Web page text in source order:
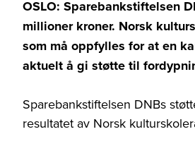
OSLO: Sparebankstiftelsen
millioner kroner. Norsk
som må oppfylles for at en
aktuelt å gi støtte til
Sparebankstiftelsen DNBs
resultatet av Norsk